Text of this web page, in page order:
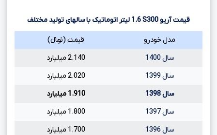
قیمت آریوS300
1.6 لیتر اتوماتیک با سالهای تولید مختلف
مدل خودرو
قیمت (تومانءءء)
سال 1400
2.140 میلیارد
سال 1399
2.020 میلیارد
سال 1398
1.910 میلیارد
سال 1397
1.800 میلیارد
سال 1396
1.700 میلیارد